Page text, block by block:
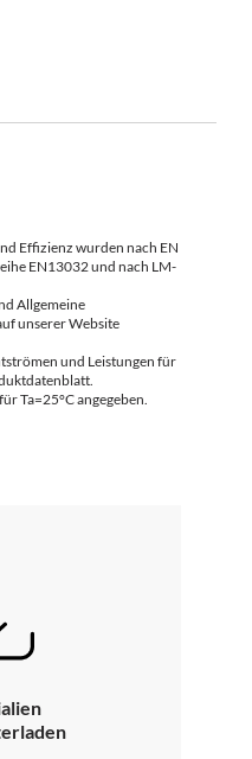
Effizienz wurden nach EN
EN13032 und nach LM-
Allgemeine
unserer Website
und Leistungen für
Ta=25°C angegeben.